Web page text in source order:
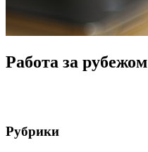
Работа за рубежом
Рубрики